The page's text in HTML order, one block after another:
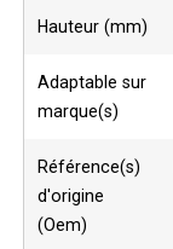
Hauteur (mm)
Adaptable sur
marque(s)
Référence(s)
d'origine
(Oem)